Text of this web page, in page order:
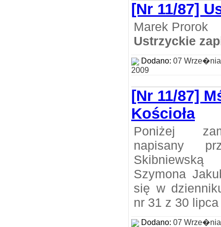
[Nr 11/87]
Marek Prorok
Ustrzyckie
Dodano: 07 Wrze�nia
2009
[Nr 11/87]
Kościoła
Poniżej
napisany
Szymona
się w
nr 31 z 30
Dodano: 07 Wrze�nia